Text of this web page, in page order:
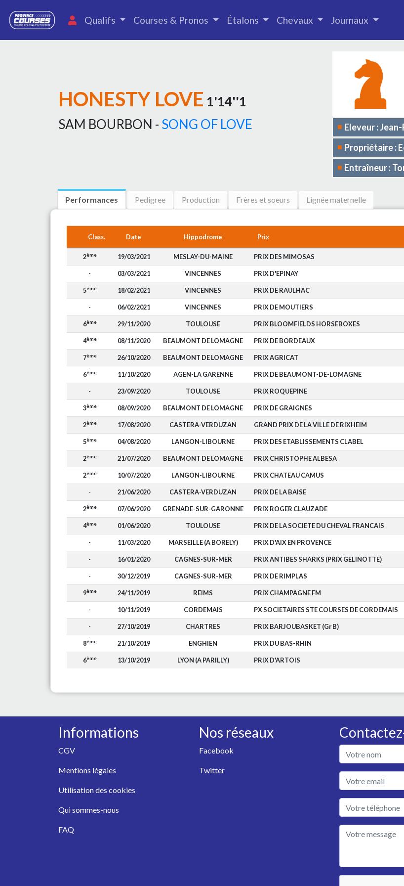
Qualifs Courses & Pronos Étalons Chevaux Journaux
HONESTY LOVE 1'14''1
SAM BOURBON - SONG OF LOVE
Eleveur :
Propriétaire :
Entraîneur :
Performances Pedigree Production Frères et soeurs Lignée maternelle
Class. Date Hippodrome Prix
2ème 19/03/2021 MESLAY-DU-MAINE PRIX DES MIMOSAS
- 03/03/2021 VINCENNES PRIX D'EPINAY
5ème 18/02/2021 VINCENNES PRIX DE RAULHAC
- 06/02/2021 VINCENNES PRIX DE MOUTIERS
6ème 29/11/2020 TOULOUSE PRIX BLOOMFIELDS HORSEBOXES
4ème 08/11/2020 BEAUMONT DE LOMAGNE PRIX DE BORDEAUX
7ème 26/10/2020 BEAUMONT DE LOMAGNE PRIX AGRICAT
6ème 11/10/2020 AGEN-LA GARENNE PRIX DE BEAUMONT-DE-LOMAGNE
- 23/09/2020 TOULOUSE PRIX ROQUEPINE
3ème 08/09/2020 BEAUMONT DE LOMAGNE PRIX DE GRAIGNES
2ème 17/08/2020 CASTERA-VERDUZAN GRAND PRIX DE LA VILLE DE RIXHEIM
5ème 04/08/2020 LANGON-LIBOURNE PRIX DES ETABLISSEMENTS CLABEL
2ème 21/07/2020 BEAUMONT DE LOMAGNE PRIX CHRISTOPHE ALBESA
2ème 10/07/2020 LANGON-LIBOURNE PRIX CHATEAU CAMUS
- 21/06/2020 CASTERA-VERDUZAN PRIX DE LA BAISE
2ème 07/06/2020 GRENADE-SUR-GARONNE PRIX ROGER CLAUZADE
4ème 01/06/2020 TOULOUSE PRIX DE LA SOCIETE DU CHEVAL FRANCAIS
- 11/03/2020 MARSEILLE (A BORELY) PRIX D'AIX EN PROVENCE
- 16/01/2020 CAGNES-SUR-MER PRIX ANTIBES SHARKS (PRIX GELINOTTE)
- 30/12/2019 CAGNES-SUR-MER PRIX DE RIMPLAS
9ème 24/11/2019 REIMS PRIX CHAMPAGNE FM
- 10/11/2019 CORDEMAIS PX SOCIETAIRES STE COURSES DE CORDEMAIS
- 27/10/2019 CHARTRES PRIX BARJOUBASKET (Gr B)
8ème 21/10/2019 ENGHIEN PRIX DU BAS-RHIN
6ème 13/10/2019 LYON (A PARILLY) PRIX D'ARTOIS
Informations
CGV
Mentions légales
Utilisation des cookies
Qui sommes-nous
FAQ
Nos réseaux
Facebook
Twitter